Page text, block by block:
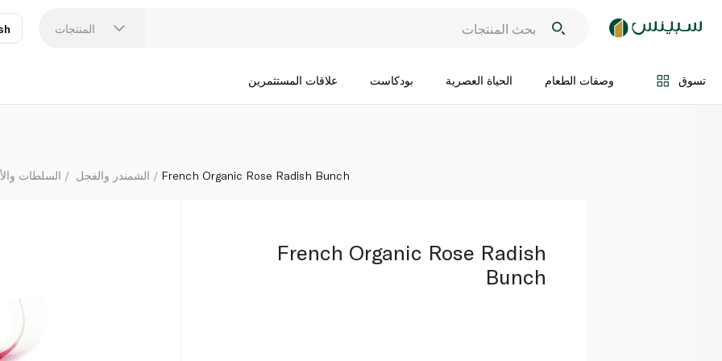
المنتجات
تسوق وصفات الطعام الحياة العصرية بودكاست علاقات المستثمرين
اضف الى السلة
السلطات الشمندر والفجل French Organic Rose Radish Bunch
French Organic Rose Radish
Bunch